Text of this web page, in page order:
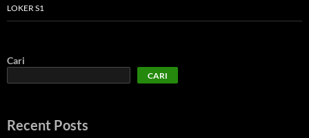
LOKER S1
Cari
CARI
Recent Posts